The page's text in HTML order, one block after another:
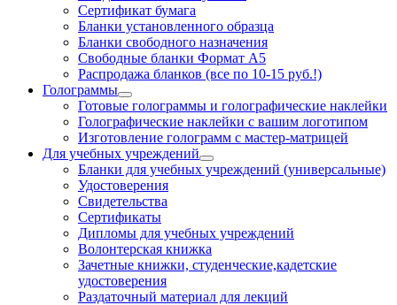
Сертификат бумага
Бланки установленного образца
Бланки свободного назначения
Свободные бланки Формат А5
Распродажа бланков (все по 10-15 руб.!)
Голограммы
Готовые голограммы и голографические наклейки
Голографические наклейки с вашим логотипом
Изготовление голограмм с мастер-матрицей
Для учебных учреждений
Бланки для учебных учреждений (универсальные)
Удостоверения
Свидетельства
Сертификаты
Дипломы для учебных учреждений
Волонтерская книжка
Зачетные книжки, студенческие,кадетские
удостоверения
Раздаточный материал для лекций